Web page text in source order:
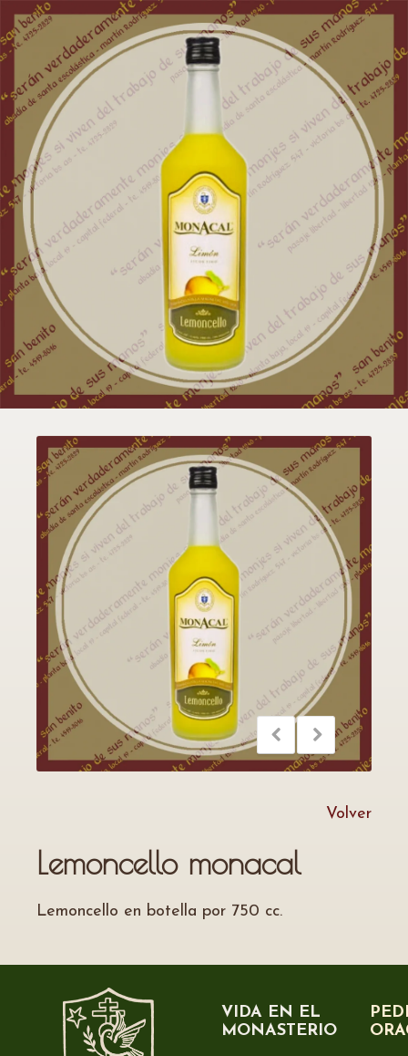
Volver
Lemoncello monacal
Lemoncello en botella por 750 cc.
VIDA EN EL
MONASTERIO